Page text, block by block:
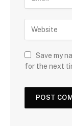
Save my
for the next